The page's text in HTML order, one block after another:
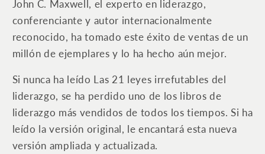
lo
seguirá
a
usted
Edición
de
aniversario
revisada
y
lo
seguirá
a
usted
Edición
de
25
aniversario
revisada
y
John C. Maxwell, el experto en liderazgo,
conferenciante y autor internacionalmente
reconocido, ha tomado este éxito de ventas de un
millón de ejemplares y lo ha hecho aún mejor.
Si nunca ha leído Las 21 leyes irrefutables del
liderazgo, se ha perdido uno de los libros de
liderazgo más vendidos de todos los tiempos. Si ha
leído la versión original, le encantará esta nueva
versión ampliada y actualizada.